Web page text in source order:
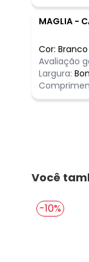
MAGLIA -
Cor: Branco
Avaliação
Largura:
Você
-10%